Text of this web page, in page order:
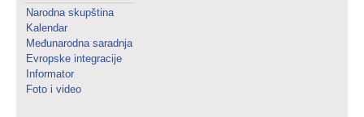
Narodna skupština
Kalendar
Međunarodna saradnja
Evropske integracije
Informator
Foto i video